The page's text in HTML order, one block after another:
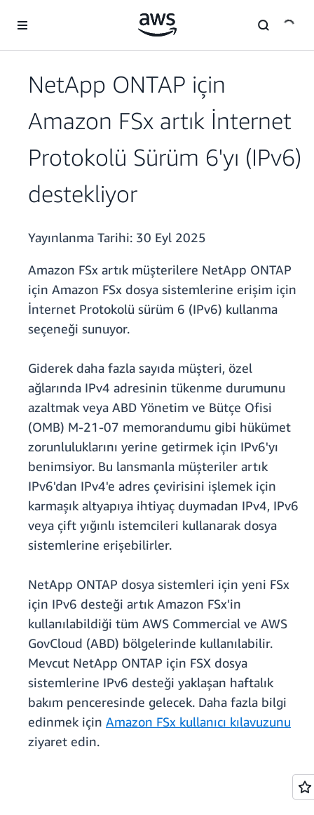
NetApp ONTAP için
Amazon FSx artık İnternet
Protokolü Sürüm 6'yı (IPv6)
destekliyor
Yayınlanma Tarihi: 30 Eyl 2025
Amazon FSx artık müşterilere NetApp ONTAP
için Amazon FSx dosya sistemlerine erişim için
İnternet Protokolü sürüm 6 (IPv6) kullanma
seçeneği sunuyor.
Giderek daha fazla sayıda müşteri, özel
ağlarında IPv4 adresinin tükenme durumunu
azaltmak veya ABD Yönetim ve Bütçe Ofisi
(OMB) M-21-07 memorandumu gibi hükümet
zorunluluklarını yerine getirmek için IPv6'yı
benimsiyor. Bu lansmanla müşteriler artık
IPv6'dan IPv4'e adres çevirisini işlemek için
karmaşık altyapıya ihtiyaç duymadan IPv4, IPv6
veya çift yığınlı istemcileri kullanarak dosya
sistemlerine erişebilirler.
NetApp ONTAP dosya sistemleri için yeni FSx
için IPv6 desteği artık Amazon FSx'in
kullanılabildiği tüm AWS Commercial ve AWS
GovCloud (ABD) bölgelerinde kullanılabilir.
Mevcut NetApp ONTAP için FSX dosya
sistemlerine IPv6 desteği yaklaşan haftalık
bakım penceresinde gelecek. Daha fazla bilgi
edinmek için Amazon FSx kullanıcı kılavuzunu
ziyaret edin.